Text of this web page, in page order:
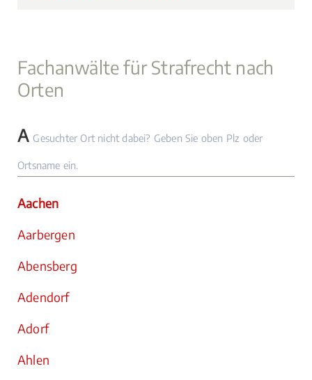
Fachanwälte für Strafrecht nach
Orten
A Gesuchter Ort nicht dabei? Geben Sie oben Plz oder
Ortsname ein.
Aachen
Aarbergen
Abensberg
Adendorf
Adorf
Ahlen